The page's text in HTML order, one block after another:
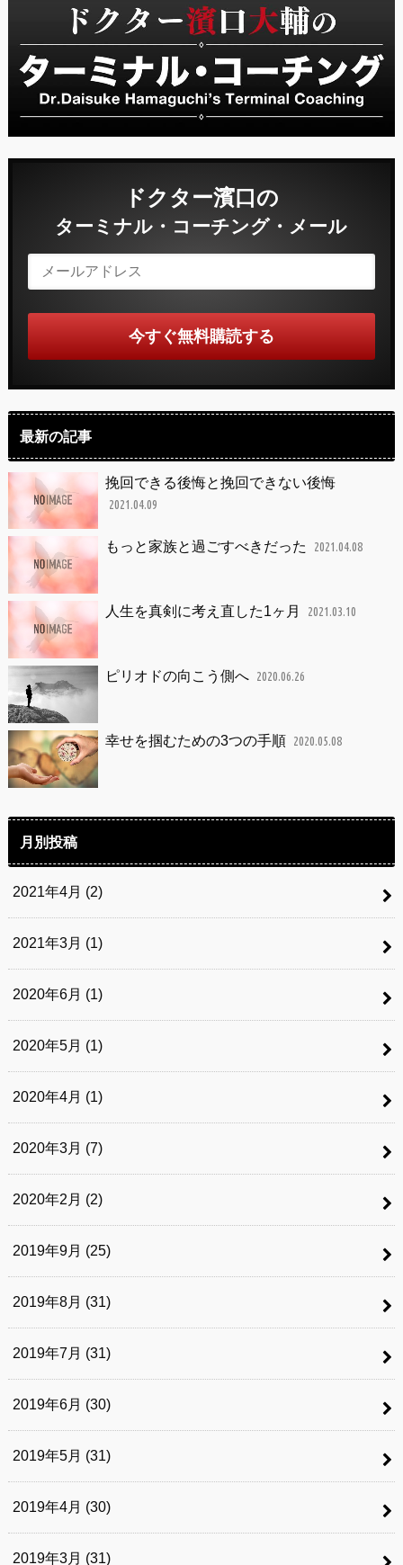
ドクター濱口の
ターミナル・コーチング・メール
最新の記事
挽回できる後悔と挽回できない後悔
2021.04.09
もっと家族と過ごすべきだった 2021.04.08
人生を真剣に考え直した1ヶ月 2021.03.10
ピリオドの向こう側へ 2020.06.26
幸せを掴むための3つの手順 2020.05.08
月別投稿
2021年4月 (2)
2021年3月 (1)
2020年6月 (1)
2020年5月 (1)
2020年4月 (1)
2020年3月 (7)
2020年2月 (2)
2019年9月 (25)
2019年8月 (31)
2019年7月 (31)
2019年6月 (30)
2019年5月 (31)
2019年4月 (30)
2019年3月 (31)